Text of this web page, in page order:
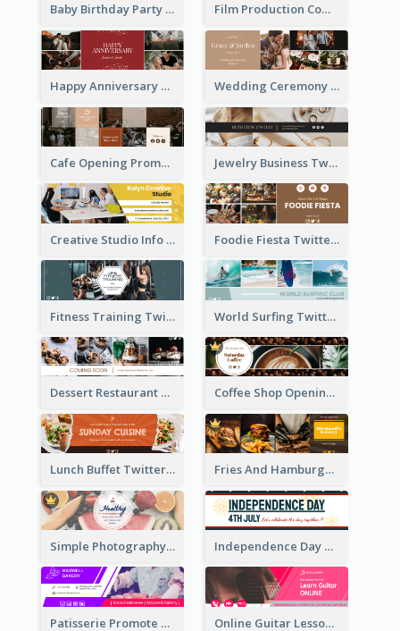
Baby Birthday Party Twitter Header Film Production Company Twitter Header
Happy Anniversary Twitter Header Wedding Ceremony Twitter Header
Cafe Opening Promotion Twitter Header Jewelry Business Twitter Header
Creative Studio Info Twitter Header Foodie Fiesta Twitter Header
Fitness Training Twitter Header World Surfing Twitter Header
Dessert Restaurant Twitter Header Coffee Shop Opening Twitter Header
Lunch Buffet Twitter Header Fries And Hamburger Restaurant Twitter Header
Simple Photography Twitter Header Promoting Healthy Independence Day Twitter Header With Decorations
Patisserie Promote Twitter Header Online Guitar Lesson Twitter Header